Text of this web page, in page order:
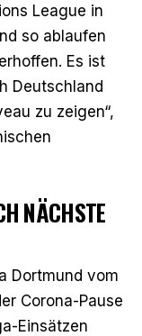
League in
so ablaufen
Es ist
Deutschland
zu zeigen“,
NÄCHSTE
Dortmund vom
Corona-Pause
Einsätzen